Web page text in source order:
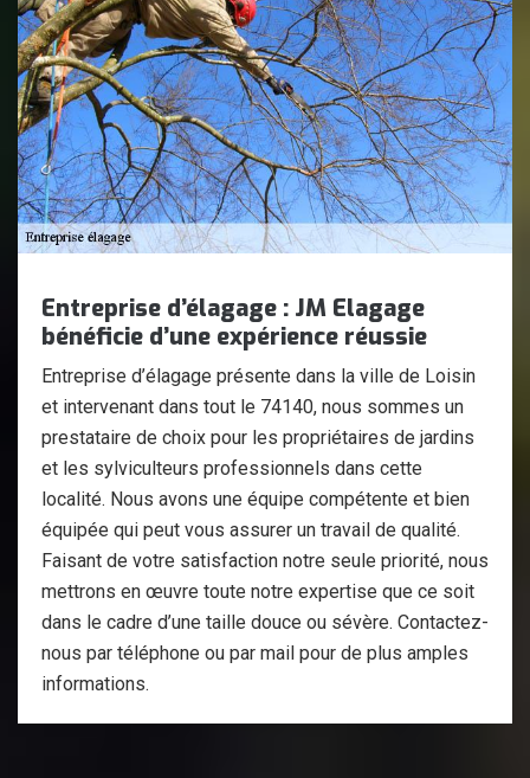
Entreprise d’élagage : JM Elagage
bénéficie d’une expérience réussie
Entreprise d’élagage présente dans la ville de Loisin
et intervenant dans tout le 74140, nous sommes un
prestataire de choix pour les propriétaires de jardins
et les sylviculteurs professionnels dans cette
localité. Nous avons une équipe compétente et bien
équipée qui peut vous assurer un travail de qualité.
Faisant de votre satisfaction notre seule priorité, nous
mettrons en œuvre toute notre expertise que ce soit
dans le cadre d’une taille douce ou sévère. Contactez-
nous par téléphone ou par mail pour de plus amples
informations.